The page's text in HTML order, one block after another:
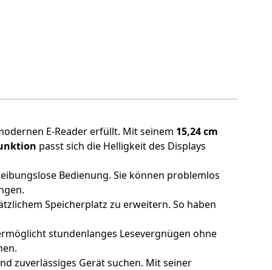
E-Reader erfüllt. Mit seinem 15,24 cm
passt sich die Helligkeit des Displays
Bedienung. Sie können problemlos
Speicherplatz zu erweitern. So haben
stundenlanges Lesevergnügen ohne
zuverlässiges Gerät suchen. Mit seiner